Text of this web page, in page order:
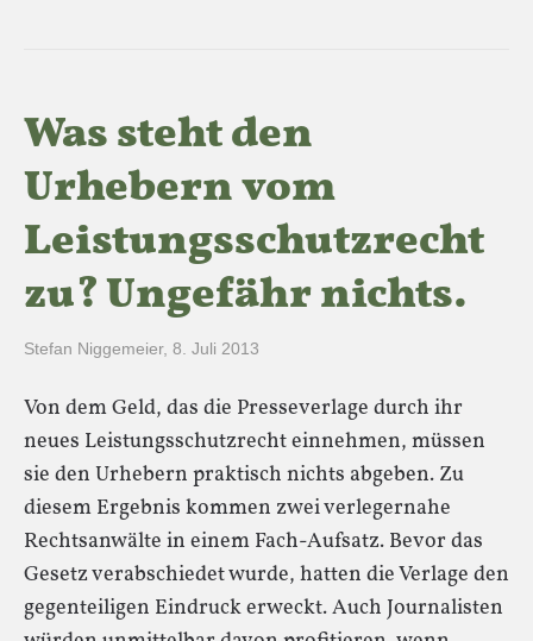
Was steht den
Urhebern vom
Leistungsschutzrecht
zu? Ungefähr nichts.
Stefan Niggemeier, 8. Juli 2013
Von dem Geld, das die Presseverlage durch ihr
neues Leistungsschutzrecht einnehmen, müssen
sie den Urhebern praktisch nichts abgeben. Zu
diesem Ergebnis kommen zwei verlegernahe
Rechtsanwälte in einem Fach-Aufsatz. Bevor das
Gesetz verabschiedet wurde, hatten die Verlage den
gegenteiligen Eindruck erweckt. Auch Journalisten